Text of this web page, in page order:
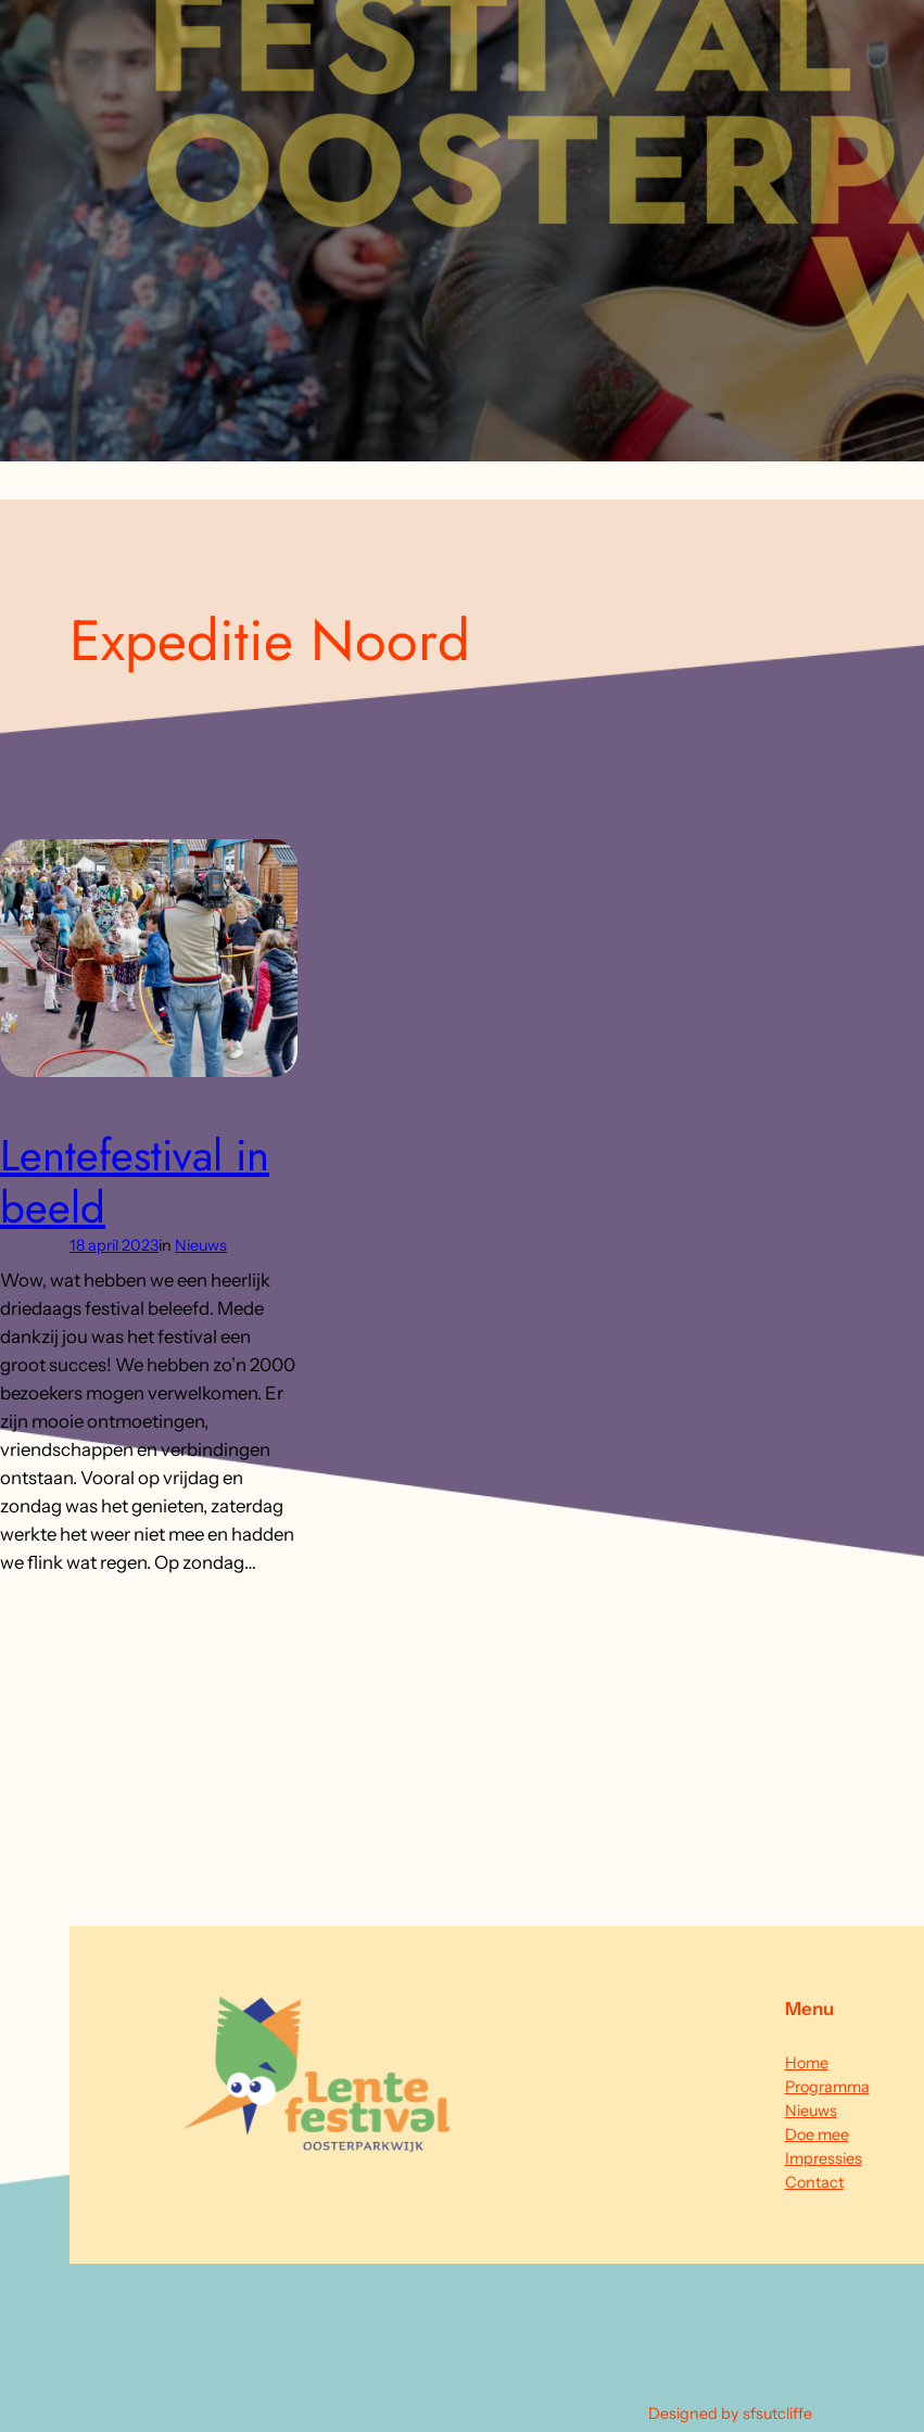
Expeditie Noord
Lentefestival in
beeld
18 april 2023in Nieuws
Wow, wat hebben we een heerlijk
driedaags festival beleefd. Mede
dankzij jou was het festival een
groot succes! We hebben zo’n 2000
bezoekers mogen verwelkomen. Er
zijn mooie ontmoetingen,
vriendschappen en verbindingen
ontstaan. Vooral op vrijdag en
zondag was het genieten, zaterdag
werkte het weer niet mee en hadden
we flink wat regen. Op zondag…
Menu
Home
Programma
Nieuws
Doe mee
Impressies
Contact
Designed by sfsutcliffe